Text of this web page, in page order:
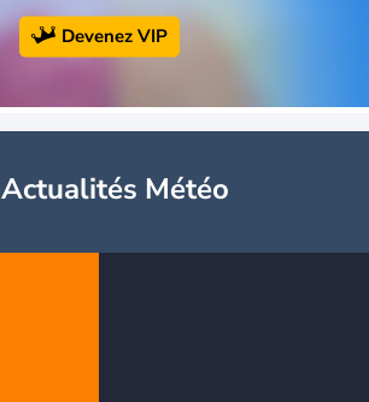
Devenez VIP
Actualités Météo